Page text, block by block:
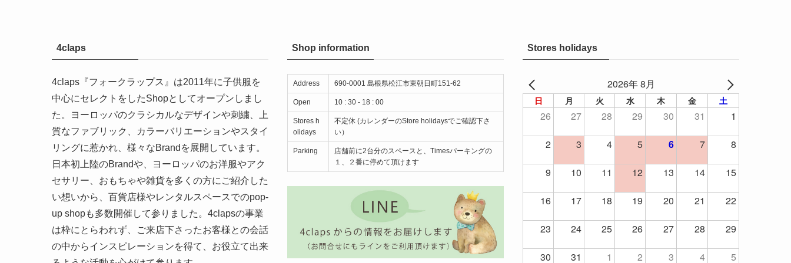
4claps
4claps『フォークラップス』は2011年に子供服を
中心にセレクトをしたShopとしてオープンしまし
た。ヨーロッパのクラシカルなデザインや刺繍、上
質なファブリック、カラーバリエーションやスタイ
リングに惹かれ、様々なBrandを展開しています。
日本初上陸のBrandや、ヨーロッパのお洋服やアク
セサリー、おもちゃや雑貨を多くの方にご紹介した
い想いから、百貨店様やレンタルスペースでのpop-
up shopも多数開催して参りました。4clapsの事業
は枠にとらわれず、ご来店下さったお客様との会話
の中からインスピレーションを得て、お役立て出来
Shop information
Address 690-0001 島根県松江市東朝日町151-62
Open 10 : 30 - 18 : 00
Stores h
olidays
不定休 (カレンダーのStore holidaysでご確認下さ
い）
Parking
店舗前に2台分のスペースと、Timesパーキングの
１、２番に停めて頂けます
Stores holidays
2026年 8月
日 月 火 水 木 金 土
26 27 28 29 30 31 1
2 3 4 5 6 7 8
9 10 11 12 13 14 15
16 17 18 19 20 21 22
23 24 25 26 27 28 29
30 31 1 2 3 4 5